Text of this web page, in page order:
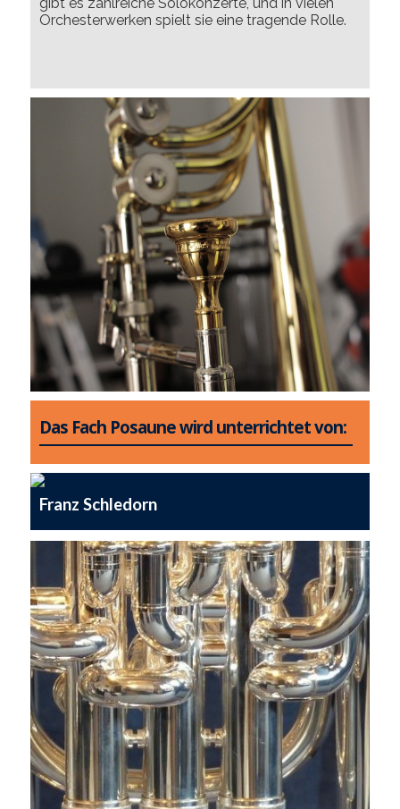
Orchesterwerken spielt sie eine tragende Rolle.
Das Fach Posaune wird unterrichtet von:
Franz Schledorn